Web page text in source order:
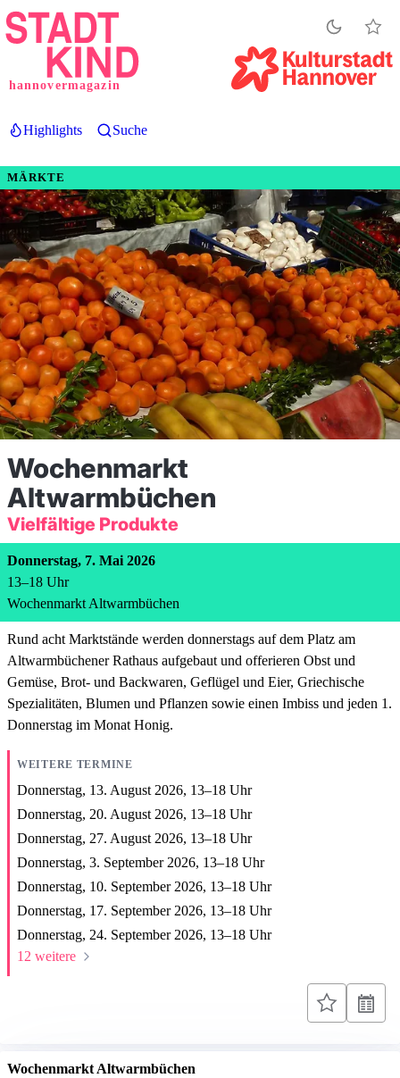
Direkt
zum
hannovermagazin
Highlights Suche
MÄRKTE
Wochenmarkt
Altwarmbüchen
Vielfältige Produkte
Donnerstag, 7. Mai 2026
13–18 Uhr
Wochenmarkt Altwarmbüchen
Rund acht Marktstände werden donnerstags auf dem Platz am
Altwarmbüchener Rathaus aufgebaut und offerieren Obst und
Gemüse, Brot- und Backwaren, Geflügel und Eier, Griechische
Spezialitäten, Blumen und Pflanzen sowie einen Imbiss und jeden 1.
Donnerstag im Monat Honig.
WEITERE TERMINE
Donnerstag, 13. August 2026, 13–18 Uhr
Donnerstag, 20. August 2026, 13–18 Uhr
Donnerstag, 27. August 2026, 13–18 Uhr
Donnerstag, 3. September 2026, 13–18 Uhr
Donnerstag, 10. September 2026, 13–18 Uhr
Donnerstag, 17. September 2026, 13–18 Uhr
Donnerstag, 24. September 2026, 13–18 Uhr
12 weitere
Wochenmarkt Altwarmbüchen